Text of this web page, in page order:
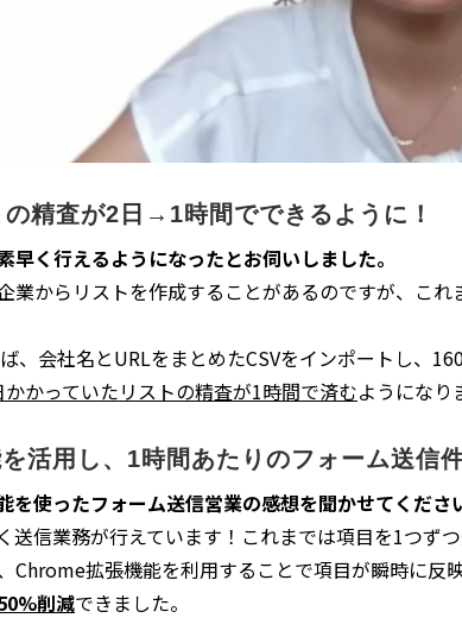
精査が2日→1時間でできるように！
早く行えるようになったとお伺いしました。
業からリストを作成することがあるのですが、こ
、会社名とURLをまとめたCSVをインポートし、
かかっていたリストの精査が1時間で済むようになり
活用し、1時間あたりのフォーム送信
使ったフォーム送信営業の感想を聞かせてくださ
送信業務が行えています！これまでは項目を1つ
Chrome拡張機能を利用することで項目が瞬時に反映
削減できました。